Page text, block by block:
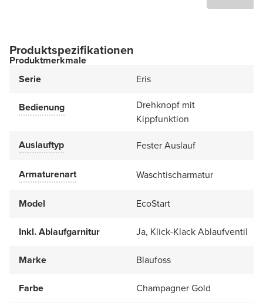
Produktspezifikationen
Produktmerkmale
Serie
Eris
Bedienung
Drehknopf mit
Kippfunktion
Auslauftyp
Fester Auslauf
Armaturenart Waschtischarmatur
Model EcoStart
Inkl. Ablaufgarnitur Ja, Klick-Klack Ablaufventil
Marke Blaufoss
Farbe Champagner Gold